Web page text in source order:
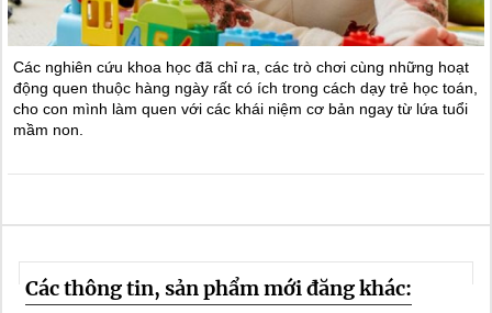
Các nghiên cứu khoa học đã chỉ ra, các trò chơi cùng những hoạt
động quen thuộc hàng ngày rất có ích trong cách dạy trẻ học toán,
cho con mình làm quen với các khái niệm cơ bản ngay từ lứa tuổi
mầm non.
Các thông tin, sản phẩm mới đăng khác: